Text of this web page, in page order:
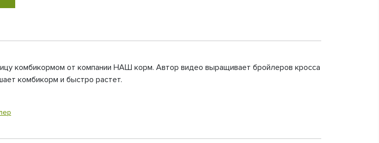
комбикормом от компании НАШ корм. Автор видео выращивает бройлеров кросса
комбикорм и быстро растет.